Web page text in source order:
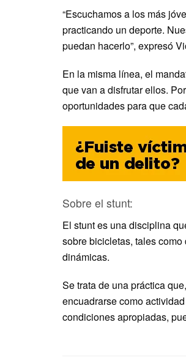
“Escuchamos a los más
practicando un deporte.
puedan hacerlo”, expresó
En la misma línea, el
que van a disfrutar ellos.
oportunidades para que
Sobre el stunt:
El stunt es una disciplina
sobre bicicletas, tales
dinámicas.
Se trata de una práctica
encuadrarse como
condiciones apropiadas,